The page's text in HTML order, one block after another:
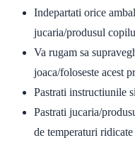
Indepartati orice
jucaria/produsul
Va rugam sa
joaca/foloseste acest
Pastrati instructiunile
Pastrati jucaria/
de temperaturi